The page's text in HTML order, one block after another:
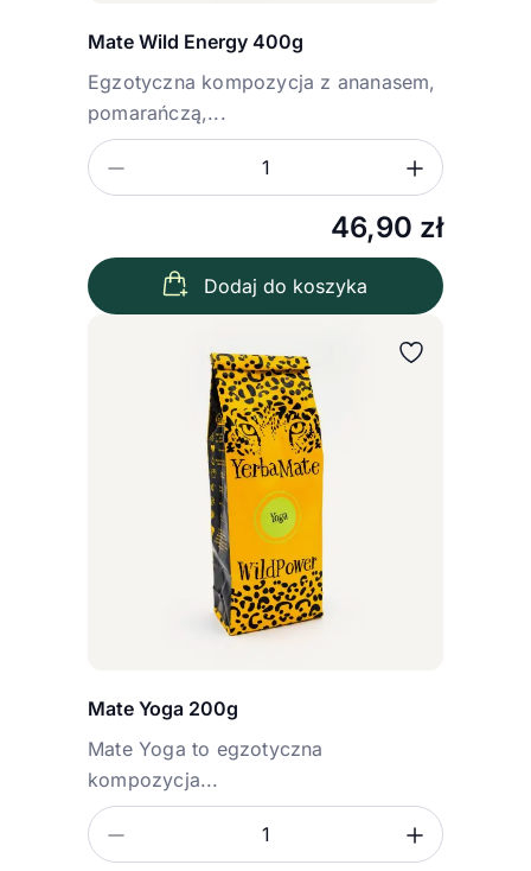
Mate Wild Energy 400g
Egzotyczna kompozycja z ananasem,
pomarańczą,...
46,90 zł
Zmniejsz ilość
Dodaj do koszyka
Mate Yoga 200g
Mate Yoga to egzotyczna
kompozycja...
Zmniejsz ilość